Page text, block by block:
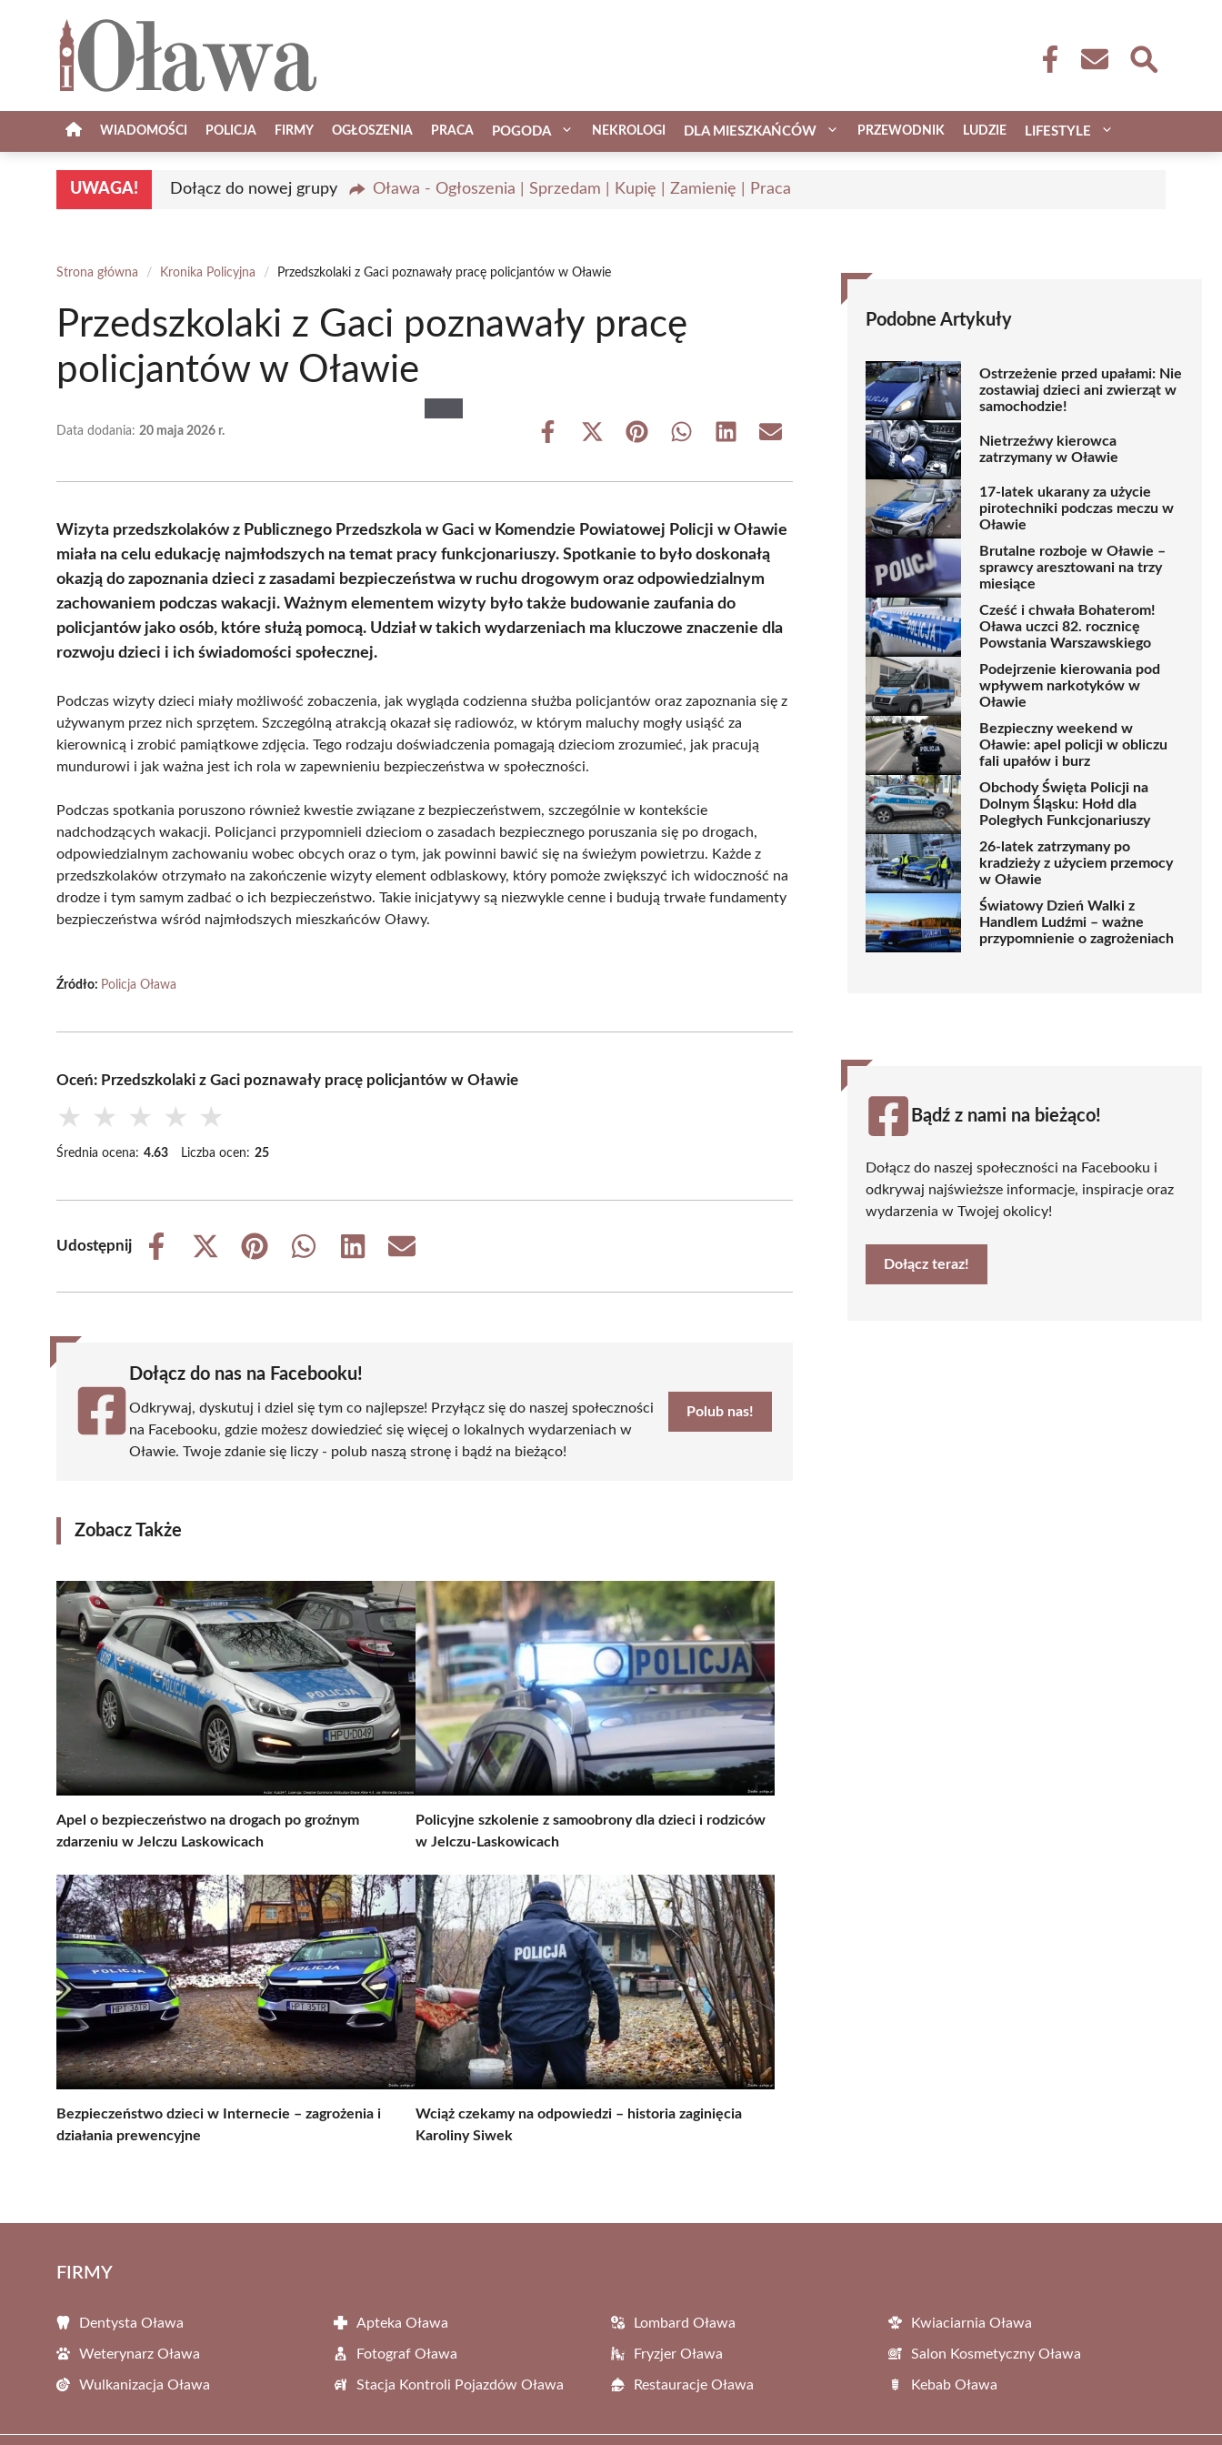
WIADOMOŚCI POLICJA FIRMY OGŁOSZENIA PRACA POGODA NEKROLOGI DLA MIESZKAŃCÓW PRZEWODNIK LUDZIE LIFESTYLE
UWAGA! Dołącz do nowej grupy Oława - Ogłoszenia | Sprzedam | Kupię | Zamienię | Praca
Strona główna / Kronika Policyjna / Przedszkolaki z Gaci poznawały pracę policjantów w Oławie
Przedszkolaki z Gaci poznawały pracę
policjantów w Oławie
Data dodania: 20 maja 2026 r.
Share
Share
(Twitter)
Share Share Share Share
Wizyta przedszkolaków z Publicznego Przedszkola w Gaci w Komendzie Powiatowej Policji w Oławie
miała na celu edukację najmłodszych na temat pracy funkcjonariuszy. Spotkanie to było doskonałą
okazją do zapoznania dzieci z zasadami bezpieczeństwa w ruchu drogowym oraz odpowiedzialnym
zachowaniem podczas wakacji. Ważnym elementem wizyty było także budowanie zaufania do
policjantów jako osób, które służą pomocą. Udział w takich wydarzeniach ma kluczowe znaczenie dla
rozwoju dzieci i ich świadomości społecznej.
Podczas wizyty dzieci miały możliwość zobaczenia, jak wygląda codzienna służba policjantów oraz zapoznania się z
używanym przez nich sprzętem. Szczególną atrakcją okazał się radiowóz, w którym maluchy mogły usiąść za
kierownicą i zrobić pamiątkowe zdjęcia. Tego rodzaju doświadczenia pomagają dzieciom zrozumieć, jak pracują
mundurowi i jak ważna jest ich rola w zapewnieniu bezpieczeństwa w społeczności.
Podczas spotkania poruszono również kwestie związane z bezpieczeństwem, szczególnie w kontekście
nadchodzących wakacji. Policjanci przypomnieli dzieciom o zasadach bezpiecznego poruszania się po drogach,
odpowiedzialnym zachowaniu wobec obcych oraz o tym, jak powinni bawić się na świeżym powietrzu. Każde z
przedszkolaków otrzymało na zakończenie wizyty element odblaskowy, który pomoże zwiększyć ich widoczność na
drodze i tym samym zadbać o ich bezpieczeństwo. Takie inicjatywy są niezwykle cenne i budują trwałe fundamenty
bezpieczeństwa wśród najmłodszych mieszkańców Oławy.
Źródło: Policja Oława
Oceń: Przedszkolaki z Gaci poznawały pracę policjantów w Oławie
★ ★ ★ ★ ★
Średnia ocena: 4.63 Liczba ocen: 25
Udostępnij
Share
Share
(Twitter)
Share
Share
Share
Share
Dołącz do nas na Facebooku!
Odkrywaj, dyskutuj i dziel się tym co najlepsze! Przyłącz się do naszej społeczności
na Facebooku, gdzie możesz dowiedzieć się więcej o lokalnych wydarzeniach w
Oławie. Twoje zdanie się liczy - polub naszą stronę i bądź na bieżąco!
Polub nas!
Zobacz Także
Apel o bezpieczeństwo na drogach po groźnym
zdarzeniu w Jelczu Laskowicach
Policyjne szkolenie z samoobrony dla dzieci i rodziców
w Jelczu-Laskowicach
Bezpieczeństwo dzieci w Internecie – zagrożenia i
działania prewencyjne
Wciąż czekamy na odpowiedzi – historia zaginięcia
Karoliny Siwek
Podobne Artykuły
Ostrzeżenie przed upałami: Nie
zostawiaj dzieci ani zwierząt w
samochodzie!
Nietrzeźwy kierowca
zatrzymany w Oławie
17-latek ukarany za użycie
pirotechniki podczas meczu w
Oławie
Brutalne rozboje w Oławie –
sprawcy aresztowani na trzy
miesiące
Cześć i chwała Bohaterom!
Oława uczci 82. rocznicę
Powstania Warszawskiego
Podejrzenie kierowania pod
wpływem narkotyków w
Oławie
Bezpieczny weekend w
Oławie: apel policji w obliczu
fali upałów i burz
Obchody Święta Policji na
Dolnym Śląsku: Hołd dla
Poległych Funkcjonariuszy
26-latek zatrzymany po
kradzieży z użyciem przemocy
w Oławie
Światowy Dzień Walki z
Handlem Ludźmi – ważne
przypomnienie o zagrożeniach
Bądź z nami na bieżąco!
Dołącz do naszej społeczności na Facebooku i
odkrywaj najświeższe informacje, inspiracje oraz
wydarzenia w Twojej okolicy!
Dołącz teraz!
FIRMY
Dentysta Oława Apteka Oława Lombard Oława Kwiaciarnia Oława
Weterynarz Oława Fotograf Oława Fryzjer Oława Salon Kosmetyczny Oława
Wulkanizacja Oława Stacja Kontroli Pojazdów Oława Restauracje Oława Kebab Oława